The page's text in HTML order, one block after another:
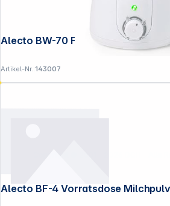
Alecto BW-70 Flaschenwärmer
Artikel-Nr.:143007
Alecto BF-4